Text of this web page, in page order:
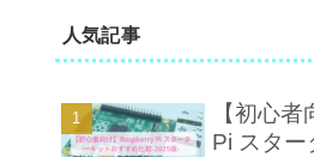
人気記事
【初心
Pi スター